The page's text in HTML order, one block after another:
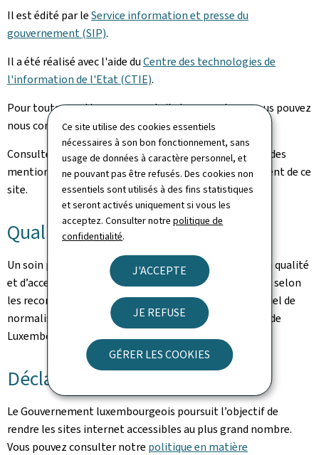
Ce site utilise des cookies essentiels
nécessaires à son bon fonctionnement, sans
usage de données à caractère personnel, et
ne pouvant pas être refusés. Des cookies non
essentiels sont utilisés à des fins statistiques
et seront activés uniquement si vous les
acceptez. Consulter notrepolitique de
confidentialité.
J'ACCEPTE
JE REFUSE
GÉRER LES COOKIES
Il est édité par leService information et presse du
gouvernement (SIP).
Il a été réalisé avec l'aide duCentre des technologies de
l'information de l'Etat (CTIE).
Pour toute question sur ce portail et son contenu, vous pouvez
nous contacter via notreformulaire de contact
Consultez lanotice légalepour prendre connaissance des
mentions légales et des informations sur l’hébergement de ce
site.
Qualité
Un soin particulier a été pris pour garantir un niveau de qualité
et d’accessibilité satisfaisant. Ce portail est développé selon
les recommandations du référentiel Renow (Référentiel de
normalisation web du gouvernement du Grand-Duché de
Luxembourg).
Déclaration d’accessibilité
Le Gouvernement luxembourgeois poursuit l’objectif de
rendre les sites internet accessibles au plus grand nombre.
Vous pouvez consulter notre politique en matière